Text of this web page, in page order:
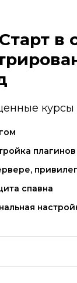
в
курсы
спавна